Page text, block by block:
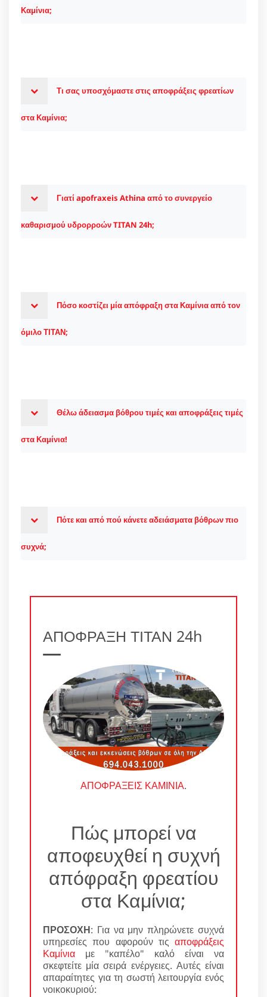
Καμίνια;
Τι σας υποσχόμαστε στις αποφράξεις φρεατίων
στα Καμίνια;
Γιατί apofraxeis Athina από το συνεργείο
καθαρισμού υδρορροών TITAN 24h;
Πόσο κοστίζει μία απόφραξη στα Καμίνια από τον
όμιλο ΤΙΤΑΝ;
Θέλω άδειασμα βόθρου τιμές και αποφράξεις τιμές
στα Καμίνια!
Πότε και από πού κάνετε αδειάσματα βόθρων πιο
συχνά;
ΑΠΟΦΡΑΞΗ ΤΙΤΑΝ 24h
ΑΠΟΦΡΑΞΕΙΣ ΚΑΜΙΝΙΑ.
Πώς μπορεί να
αποφευχθεί η συχνή
απόφραξη φρεατίου
στα Καμίνια;
ΠΡΟΣΟΧΗ: Για να μην πληρώνετε συχνά
υπηρεσίες που αφορούν τις αποφράξεις
Καμίνια με "καπέλο" καλό είναι να
σκεφτείτε μία σειρά ενέργειες. Αυτές είναι
απαραίτητες για τη σωστή λειτουργία ενός
νοικοκυριού: